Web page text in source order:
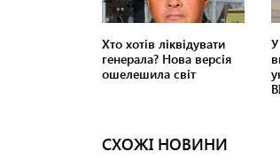
СХОЖІ НОВИНИ